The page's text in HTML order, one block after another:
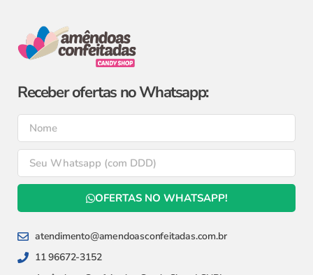
Receber ofertas no Whatsapp:
OFERTAS NO WHATSAPP!
atendimento@amendoasconfeitadas.com.br
11 96672-3152